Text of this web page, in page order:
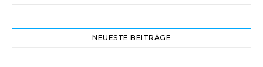
NEUESTE BEITRÄGE